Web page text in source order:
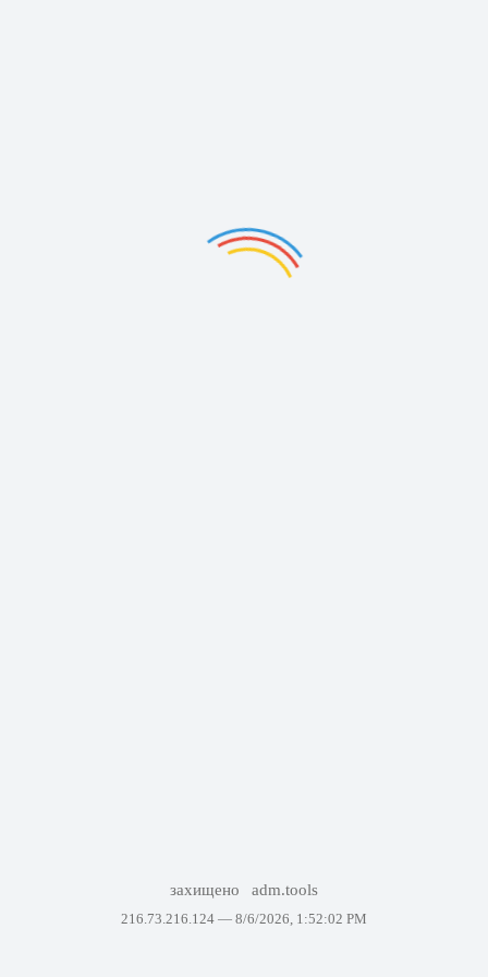
захищено adm.tools
216.73.216.124 — 8/6/2026, 1:52:02 PM